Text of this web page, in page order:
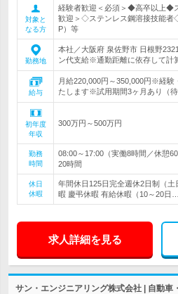
対象と
なる方
経験者歓迎＜必須＞◆高卒以上◆
歓迎＞◇ステンレス鋼溶接技能
P）等
勤務地
本社／大阪府 泉佐野市 日根野
ン代支給※通勤距離に依存して計
給与
月給220,000円～350,000円※経験
たします※試用期間3ヶ月あり（
初年度
年収
300万円～500万円
勤務
時間
08:00～17:00（実働8時間／休憩
20時間
休日
休暇
年間休日125日完全週休2日制（
暇 慶弔休暇 有給休暇（10～20日…
求人詳細を見る
サン・エンジニアリング株式会社 | 自動車